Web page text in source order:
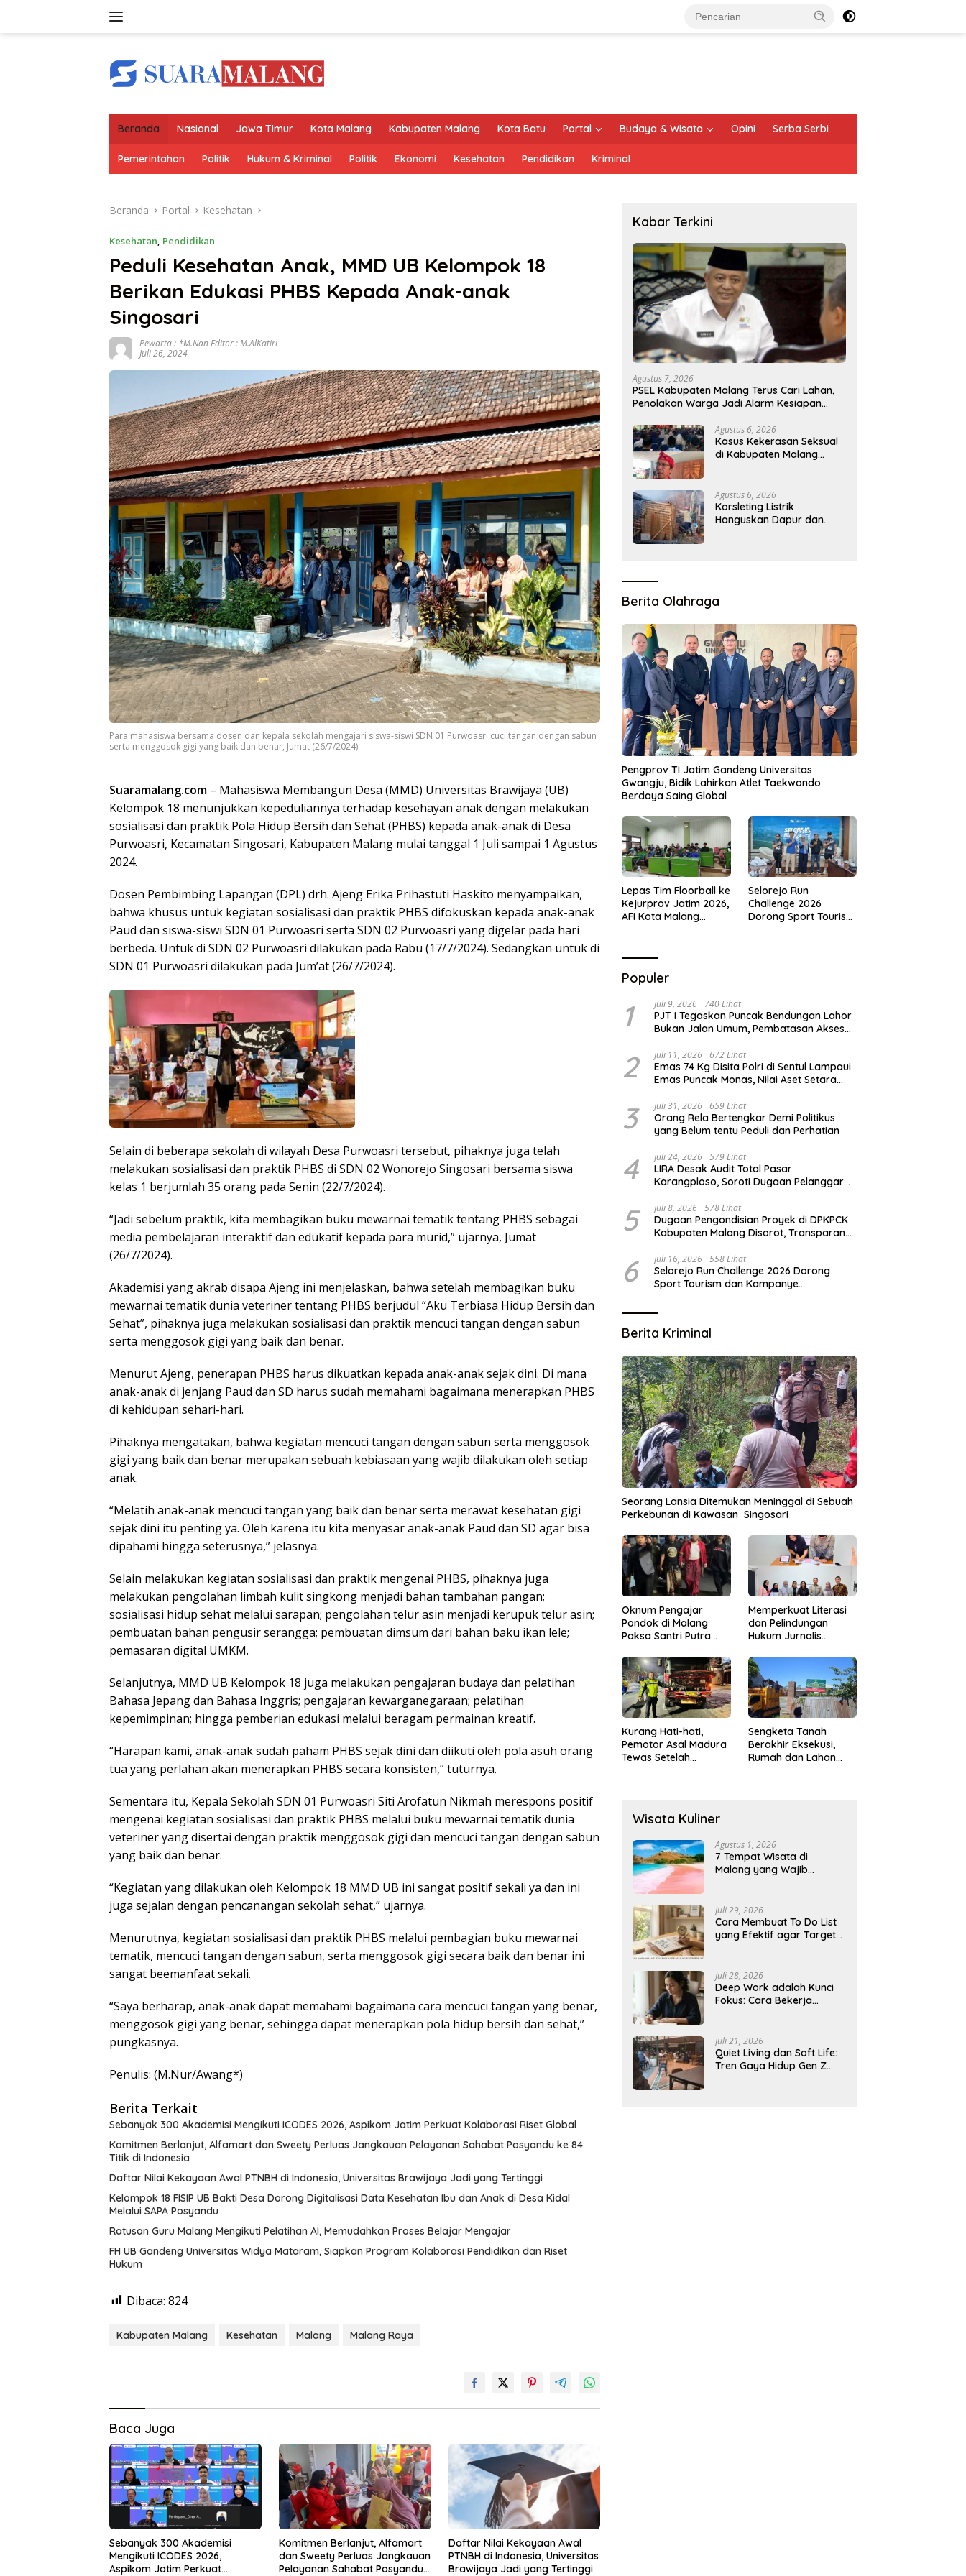
Beranda Nasional Jawa Timur Kota Malang Kabupaten Malang Kota Batu Portal Budaya & Wisata Opini Serba Serbi
Pemerintahan Politik Hukum & Kriminal Politik Ekonomi Kesehatan Pendidikan Kriminal
Beranda Portal Kesehatan
Kesehatan, Pendidikan
Peduli Kesehatan Anak, MMD UB Kelompok 18
Berikan Edukasi PHBS Kepada Anak-anak
Singosari
Pewarta : *M.Nan Editor : M.AlKatiri
Juli 26, 2024
Para mahasiswa bersama dosen dan kepala sekolah mengajari siswa-siswi SDN 01 Purwoasri cuci tangan dengan sabun
serta menggosok gigi yang baik dan benar, Jumat (26/7/2024).
Suaramalang.com – Mahasiswa Membangun Desa (MMD) Universitas Brawijaya (UB)
Kelompok 18 menunjukkan kepeduliannya terhadap kesehayan anak dengan melakukan
sosialisasi dan praktik Pola Hidup Bersih dan Sehat (PHBS) kepada anak-anak di Desa
Purwoasri, Kecamatan Singosari, Kabupaten Malang mulai tanggal 1 Juli sampai 1 Agustus
2024.
Dosen Pembimbing Lapangan (DPL) drh. Ajeng Erika Prihastuti Haskito menyampaikan,
bahwa khusus untuk kegiatan sosialisasi dan praktik PHBS difokuskan kepada anak-anak
Paud dan siswa-siswi SDN 01 Purwoasri serta SDN 02 Purwoasri yang digelar pada hari
berbeda. Untuk di SDN 02 Purwoasri dilakukan pada Rabu (17/7/2024). Sedangkan untuk di
SDN 01 Purwoasri dilakukan pada Jum’at (26/7/2024).
Selain di beberapa sekolah di wilayah Desa Purwoasri tersebut, pihaknya juga telah
melakukan sosialisasi dan praktik PHBS di SDN 02 Wonorejo Singosari bersama siswa
kelas 1 berjumlah 35 orang pada Senin (22/7/2024).
“Jadi sebelum praktik, kita membagikan buku mewarnai tematik tentang PHBS sebagai
media pembelajaran interaktif dan edukatif kepada para murid,” ujarnya, Jumat
(26/7/2024).
Akademisi yang akrab disapa Ajeng ini menjelaskan, bahwa setelah membagikan buku
mewarnai tematik dunia veteriner tentang PHBS berjudul “Aku Terbiasa Hidup Bersih dan
Sehat”, pihaknya juga melakukan sosialisasi dan praktik mencuci tangan dengan sabun
serta menggosok gigi yang baik dan benar.
Menurut Ajeng, penerapan PHBS harus dikuatkan kepada anak-anak sejak dini. Di mana
anak-anak di jenjang Paud dan SD harus sudah memahami bagaimana menerapkan PHBS
di kehidupan sehari-hari.
Pihaknya mengatakan, bahwa kegiatan mencuci tangan dengan sabun serta menggosok
gigi yang baik dan benar merupakan sebuah kebiasaan yang wajib dilakukan oleh setiap
anak.
“Melatih anak-anak mencuci tangan yang baik dan benar serta merawat kesehatan gigi
sejak dini itu penting ya. Oleh karena itu kita menyasar anak-anak Paud dan SD agar bisa
dipahami hingga seterusnya,” jelasnya.
Selain melakukan kegiatan sosialisasi dan praktik mengenai PHBS, pihaknya juga
melakukan pengolahan limbah kulit singkong menjadi bahan tambahan pangan;
sosialisasi hidup sehat melalui sarapan; pengolahan telur asin menjadi kerupuk telur asin;
pembuatan bahan pengusir serangga; pembuatan dimsum dari bahan baku ikan lele;
pemasaran digital UMKM.
Selanjutnya, MMD UB Kelompok 18 juga melakukan pengajaran budaya dan pelatihan
Bahasa Jepang dan Bahasa Inggris; pengajaran kewarganegaraan; pelatihan
kepemimpinan; hingga pemberian edukasi melalui beragam permainan kreatif.
“Harapan kami, anak-anak sudah paham PHBS sejak dini dan diikuti oleh pola asuh orang
tua yang perlahan akan menerapkan PHBS secara konsisten,” tuturnya.
Sementara itu, Kepala Sekolah SDN 01 Purwoasri Siti Arofatun Nikmah merespons positif
mengenai kegiatan sosialisasi dan praktik PHBS melalui buku mewarnai tematik dunia
veteriner yang disertai dengan praktik menggosok gigi dan mencuci tangan dengan sabun
yang baik dan benar.
“Kegiatan yang dilakukan oleh Kelompok 18 MMD UB ini sangat positif sekali ya dan ini
juga sejalan dengan pencanangan sekolah sehat,” ujarnya.
Menurutnya, kegiatan sosialisasi dan praktik PHBS melalui pembagian buku mewarnai
tematik, mencuci tangan dengan sabun, serta menggosok gigi secara baik dan benar ini
sangat beemanfaat sekali.
“Saya berharap, anak-anak dapat memahami bagaimana cara mencuci tangan yang benar,
menggosok gigi yang benar, sehingga dapat menerapkan pola hidup bersih dan sehat,”
pungkasnya.
Penulis: (M.Nur/Awang*)
Berita Terkait
Sebanyak 300 Akademisi Mengikuti ICODES 2026, Aspikom Jatim Perkuat Kolaborasi Riset Global
Komitmen Berlanjut, Alfamart dan Sweety Perluas Jangkauan Pelayanan Sahabat Posyandu ke 84
Titik di Indonesia
Daftar Nilai Kekayaan Awal PTNBH di Indonesia, Universitas Brawijaya Jadi yang Tertinggi
Kelompok 18 FISIP UB Bakti Desa Dorong Digitalisasi Data Kesehatan Ibu dan Anak di Desa Kidal
Melalui SAPA Posyandu
Ratusan Guru Malang Mengikuti Pelatihan AI, Memudahkan Proses Belajar Mengajar
FH UB Gandeng Universitas Widya Mataram, Siapkan Program Kolaborasi Pendidikan dan Riset
Hukum
Dibaca: 824
Kabupaten Malang Kesehatan Malang Malang Raya
Baca Juga
Sebanyak 300 Akademisi
Mengikuti ICODES 2026,
Aspikom Jatim Perkuat
Komitmen Berlanjut, Alfamart
dan Sweety Perluas Jangkauan
Pelayanan Sahabat Posyandu
Daftar Nilai Kekayaan Awal
PTNBH di Indonesia, Universitas
Brawijaya Jadi yang Tertinggi
Kabar Terkini
Agustus 7, 2026
PSEL Kabupaten Malang Terus Cari Lahan,
Penolakan Warga Jadi Alarm Kesiapan
Agustus 6, 2026
Kasus Kekerasan Seksual
di Kabupaten Malang
Agustus 6, 2026
Korsleting Listrik
Hanguskan Dapur dan
Berita Olahraga
Pengprov TI Jatim Gandeng Universitas
Gwangju, Bidik Lahirkan Atlet Taekwondo
Berdaya Saing Global
Lepas Tim Floorball ke
Kejurprov Jatim 2026,
AFI Kota Malang
Selorejo Run
Challenge 2026
Dorong Sport Tourism
Populer
1 Juli 9, 2026 740 Lihat
PJT I Tegaskan Puncak Bendungan Lahor
Bukan Jalan Umum, Pembatasan Akses
2 Juli 11, 2026 672 Lihat
Emas 74 Kg Disita Polri di Sentul Lampaui
Emas Puncak Monas, Nilai Aset Setara
3 Juli 31, 2026 659 Lihat
Orang Rela Bertengkar Demi Politikus
yang Belum tentu Peduli dan Perhatian
4 Juli 24, 2026 579 Lihat
LIRA Desak Audit Total Pasar
Karangploso, Soroti Dugaan Pelanggaran
5 Juli 8, 2026 578 Lihat
Dugaan Pengondisian Proyek di DPKPCK
Kabupaten Malang Disorot, Transparansi
6 Juli 16, 2026 558 Lihat
Selorejo Run Challenge 2026 Dorong
Sport Tourism dan Kampanye
Berita Kriminal
Seorang Lansia Ditemukan Meninggal di Sebuah
Perkebunan di Kawasan Singosari
Oknum Pengajar
Pondok di Malang
Paksa Santri Putra
Memperkuat Literasi
dan Pelindungan
Hukum Jurnalis
Hukumonline
Menyediakan Layanan
AI Gratis
Kurang Hati-hati,
Pemotor Asal Madura
Tewas Setelah
Sengketa Tanah
Berakhir Eksekusi,
Rumah dan Lahan
Wisata Kuliner
Agustus 1, 2026
7 Tempat Wisata di
Malang yang Wajib
Juli 29, 2026
Cara Membuat To Do List
yang Efektif agar Target
Juli 28, 2026
Deep Work adalah Kunci
Fokus: Cara Bekerja
Juli 21, 2026
Quiet Living dan Soft Life:
Tren Gaya Hidup Gen Z